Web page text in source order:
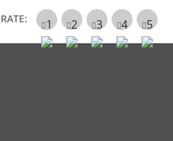
RATE: